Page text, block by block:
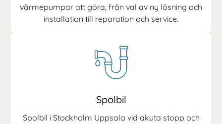
värmepumpar att göra, från val av ny lösning och
installation till reparation och service.
Spolbil
Spolbil i Stockholm Uppsala vid akuta stopp och